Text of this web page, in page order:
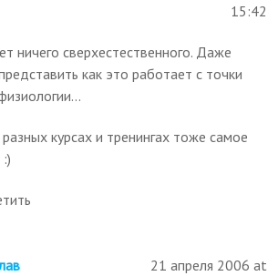
15:42
ничего сверхестественного. Даже
как это работает с точки
курсах и тренингах тоже самое
21 апреля 2006 at